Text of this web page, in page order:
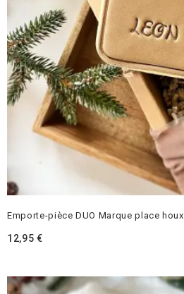
Emporte-pièce DUO Marque place houx
12,95 €